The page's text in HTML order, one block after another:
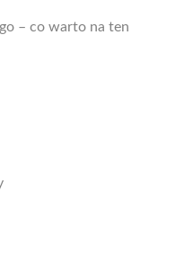
– co warto na ten